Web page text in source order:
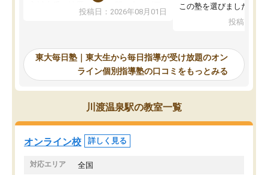
入試本番に地歴の学習が間に合わず不
合格となってしまいました。その経験
東大毎日塾にたどり着きました。学習
の長期計画や日々の勉強のやり方につ
いて客観的なアドバイスをいただけた
ので、自信をもって受験勉強を進める
ことができました。自分のように勉強
のやり方や進捗管理で苦労している方
には特におすすめしたい塾です。
投稿日：2026年08月01日
この塾を選びました。
投稿日：
東大毎日塾｜東大生から毎日指導が受け放題のオン
ライン個別指導塾の口コミをもっとみる
川渡温泉駅の教室一覧
オンライン校 詳しく見る
対応エリア 全国